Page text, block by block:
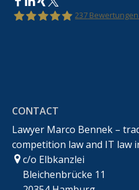
237
CONTACT
Lawyer Marco Bennek –
competition law and IT law
c/o Elbkanzlei
Bleichenbrücke 11